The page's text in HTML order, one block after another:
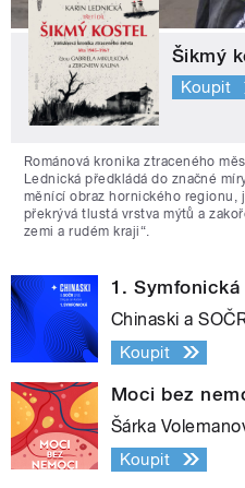
Šikmý
Koupit
Románová kronika ztraceného
Lednická předkládá do značné
měnící obraz hornického regionu,
překrývá tlustá vrstva mýtů a
zemi a rudém kraji“.
1. Symfonická
Chinaski a
Koupit
Moci bez
Šárka
Koupit